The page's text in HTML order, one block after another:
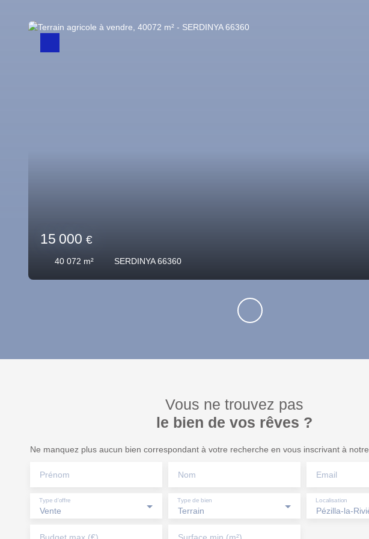
56 000
1 370 m² Clara-Villerach 66500
Vous ne trouvez pas
le bien de vos rêves ?
Ne manquez plus aucun bien correspondant à votre recherche en vous inscrivant à
Prénom Nom Email
Vente
Type d'offre
Terrain
Type de bien
Pézilla-la-
Localisation
Budget max (€) Surface min (m²)